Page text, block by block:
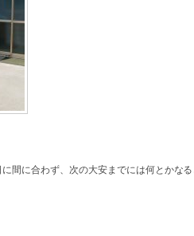
間に合わず、次の大安までには何とかな